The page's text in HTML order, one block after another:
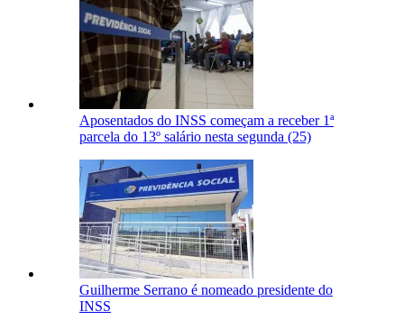
Aposentados do INSS começam a receber 1ª
parcela do 13º salário nesta segunda (25)
Guilherme Serrano é nomeado presidente do
INSS